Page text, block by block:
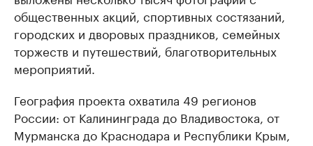
общественных акций, спортивных состязаний,
городских и дворовых праздников, семейных
торжеств и путешествий, благотворительных
мероприятий.
География проекта охватила 49 регионов
России: от Калининграда до Владивостока, от
Мурманска до Краснодара и Республики Крым,